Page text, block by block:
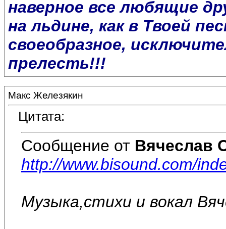
наверное все любящие
на льдине, как в Твоей
своеобразное,
прелесть!!!
Макс Железякин
Цитата:
Сообщение от Вячеслав
http://www.bisound.com/
Музыка,стихи и вокал